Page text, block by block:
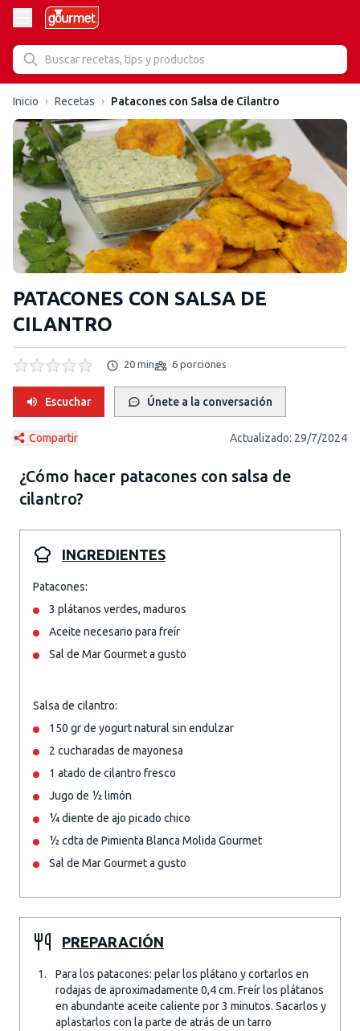
Inicio › Recetas › Patacones con Salsa de Cilantro
PATACONES CON SALSA DE
CILANTRO
20 min 6 porciones
Escuchar Únete a la conversación
Compartir Actualizado: 29/7/2024
¿Cómo hacer patacones con salsa de
cilantro?
INGREDIENTES
Patacones:
3 plátanos verdes, maduros
Aceite necesario para freír
Sal de Mar Gourmet a gusto
Salsa de cilantro:
150 gr de yogurt natural sin endulzar
2 cucharadas de mayonesa
1 atado de cilantro fresco
Jugo de ½ limón
¼ diente de ajo picado chico
½ cdta de Pimienta Blanca Molida Gourmet
Sal de Mar Gourmet a gusto
PREPARACIÓN
Para los patacones: pelar los plátano y cortarlos en
rodajas de aproximadamente 0,4 cm. Freír los plátanos
en abundante aceite caliente por 3 minutos. Sacarlos y
aplastarlos con la parte de atrás de un tarro